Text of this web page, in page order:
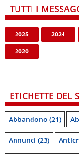
TUTTI I
2025 2024
2020
ETICHETTE DEL
Abbandono (21)
Annunci (23)